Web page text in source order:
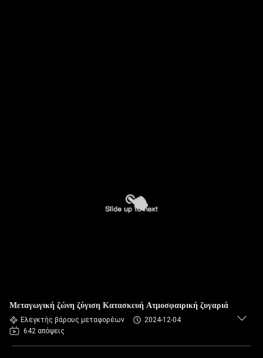
Μεταγωγική ζώνη ζύγιση Κατασκευή Ατμοσφαιρική ζυγαριά
Ελεγκτής βάρους μεταφορέων
2024-12-04
642 απόψεις